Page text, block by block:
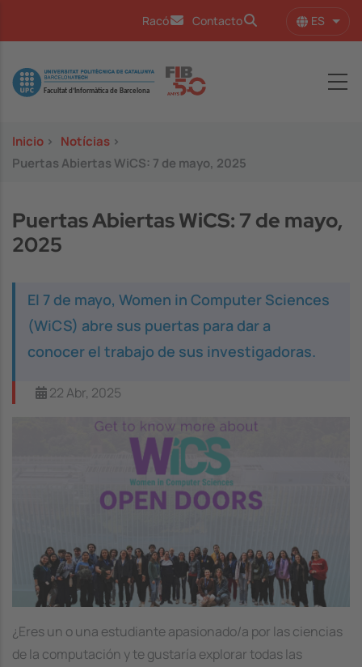
Racó Contacto ES
Image
Inicio > Notícias >
Puertas Abiertas WiCS: 7 de mayo, 2025
Puertas Abiertas WiCS: 7 de mayo,
2025
El 7 de mayo, Women in Computer Sciences
(WiCS) abre sus puertas para dar a
conocer el trabajo de sus investigadoras.
22 Abr, 2025
¿Eres un o una estudiante apasionado/a por las ciencias
de la computación y te gustaría explorar todas las